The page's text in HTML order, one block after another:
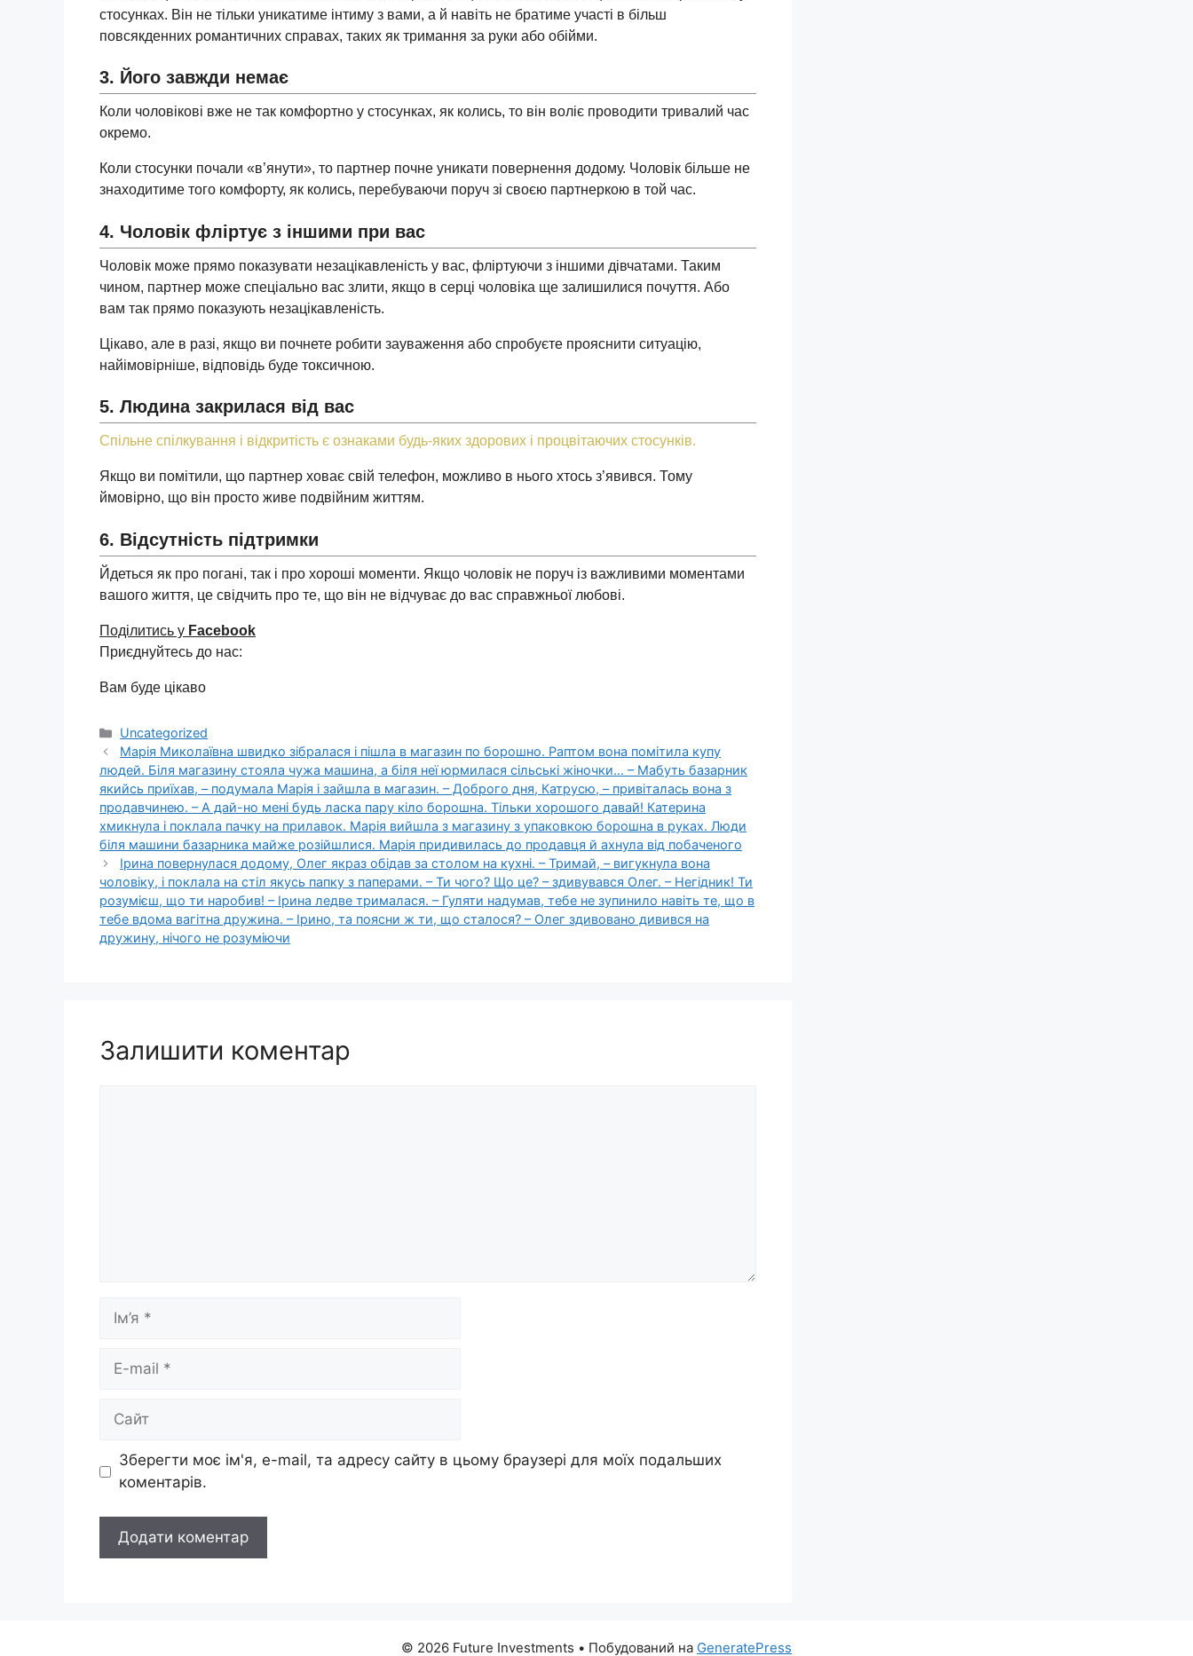
стосунках. Він не тільки уникатиме інтиму з вами, а й навіть не братиме участі в більш
повсякденних романтичних справах, таких як тримання за руки або обійми.
3. Його завжди немає
Коли чоловікові вже не так комфортно у стосунках, як колись, то він воліє проводити тривалий час
окремо.
Коли стосунки почали «в’янути», то партнер почне уникати повернення додому. Чоловік більше не
знаходитиме того комфорту, як колись, перебуваючи поруч зі своєю партнеркою в той час.
4. Чоловік фліртує з іншими при вас
Чоловік може прямо показувати незацікавленість у вас, фліртуючи з іншими дівчатами. Таким
чином, партнер може спеціально вас злити, якщо в серці чоловіка ще залишилися почуття. Або
вам так прямо показують незацікавленість.
Цікаво, але в разі, якщо ви почнете робити зауваження або спробуєте прояснити ситуацію,
найімовірніше, відповідь буде токсичною.
5. Людина закрилася від вас
Спільне спілкування і відкритість є ознаками будь-яких здорових і процвітаючих стосунків.
Якщо ви помітили, що партнер ховає свій телефон, можливо в нього хтось з’явився. Тому
ймовірно, що він просто живе подвійним життям.
6. Відсутність підтримки
Йдеться як про погані, так і про хороші моменти. Якщо чоловік не поруч із важливими моментами
вашого життя, це свідчить про те, що він не відчуває до вас справжньої любові.
Поділитись у Facebook
Приєднуйтесь до нас:
Вам буде цікаво
Категорії
Uncategorized
Марія Миколаївна швидко зібралася і пішла в магазин по борошно. Раптом вона помітила купу
людей. Біля магазину стояла чужа машина, а біля неї юрмилася сільські жіночки… – Мабуть базарник
якийсь приїхав, – подумала Марія і зайшла в магазин. – Доброго дня, Катрусю, – привіталась вона з
продавчинею. – А дай-но мені будь ласка пару кіло борошна. Тільки хорошого давай! Катерина
хмикнула і поклала пачку на прилавок. Марія вийшла з магазину з упаковкою борошна в руках. Люди
біля машини базарника майже розійшлися. Марія придивилась до продавця й ахнула від побаченого
Ірина повернулася додому, Олег якраз обідав за столом на кухні. – Тримай, – вигукнула вона
чоловіку, і поклала на стіл якусь папку з паперами. – Ти чого? Що це? – здивувався Олег. – Негідник! Ти
розумієш, що ти наробив! – Ірина ледве трималася. – Гуляти надумав, тебе не зупинило навіть те, що в
тебе вдома вагітна дружина. – Ірино, та поясни ж ти, що сталося? – Олег здивовано дивився на
дружину, нічого не розуміючи
Залишити коментар
Ім’я
Сайт
Зберегти моє ім'я, e-mail, та адресу сайту в цьому браузері для моїх подальших
коментарів.
© 2026 Future Investments • Побудований на GeneratePress